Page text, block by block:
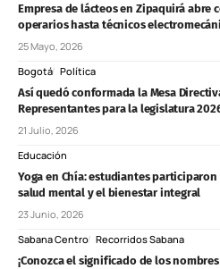
Empresa de lácteos en Zipaquirá abre
operarios hasta técnicos
25 Mayo, 2026
Bogotá Política
Así quedó conformada la Mesa
Representantes para la legislatura
21 Julio, 2026
Educación
Yoga en Chía: estudiantes
salud mental y el bienestar integral
23 Junio, 2026
Sabana Centro Recorridos Sabana
¡Conozca el significado de los